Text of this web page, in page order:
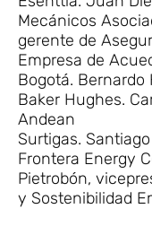
Mecánicos
gerente de
Empresa de
Bogotá. Bernardo
Baker Hughes.
Andean
Surtigas.
Frontera Energy
Pietrobón,
y Sostenibilidad